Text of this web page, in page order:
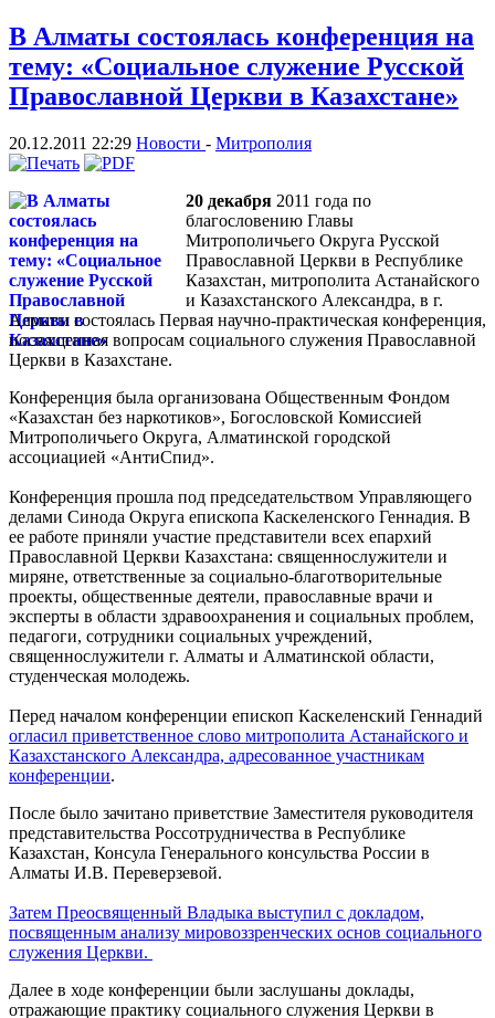
В Алматы состоялась конференция на
тему: «Социальное служение Русской
Православной Церкви в Казахстане»
20.12.2011 22:29 Новости - Митрополия
20 декабря 2011 года по
благословению Главы
Митрополичьего Округа Русской
Православной Церкви в Республике
Казахстан, митрополита Астанайского
и Казахстанского Александра, в г.
Алматы состоялась Первая научно-практическая конференция,
посвященная вопросам социального служения Православной
Церкви в Казахстане.
Конференция была организована Общественным Фондом
«Казахстан без наркотиков», Богословской Комиссией
Митрополичьего Округа, Алматинской городской
ассоциацией «АнтиСпид».
Конференция прошла под председательством Управляющего
делами Синода Округа епископа Каскеленского Геннадия. В
ее работе приняли участие представители всех епархий
Православной Церкви Казахстана: священнослужители и
миряне, ответственные за социально-благотворительные
проекты, общественные деятели, православные врачи и
эксперты в области здравоохранения и социальных проблем,
педагоги, сотрудники социальных учреждений,
священнослужители г. Алматы и Алматинской области,
студенческая молодежь.
Перед началом конференции епископ Каскеленский Геннадий
огласил приветственное слово митрополита Астанайского и
Казахстанского Александра, адресованное участникам
конференции.
После было зачитано приветствие Заместителя руководителя
представительства Россотрудничества в Республике
Казахстан, Консула Генерального консульства России в
Алматы И.В. Переверзевой.
Затем Преосвященный Владыка выступил с докладом,
посвященным анализу мировоззренческих основ социального
служения Церкви.
Далее в ходе конференции были заслушаны доклады,
отражающие практику социального служения Церкви в